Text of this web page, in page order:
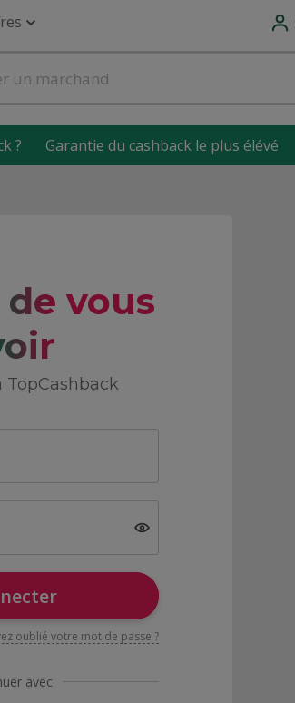
? Garantie du cashback le plus élévé
vous
TopCashback
oublié votre mot de passe ?
avec